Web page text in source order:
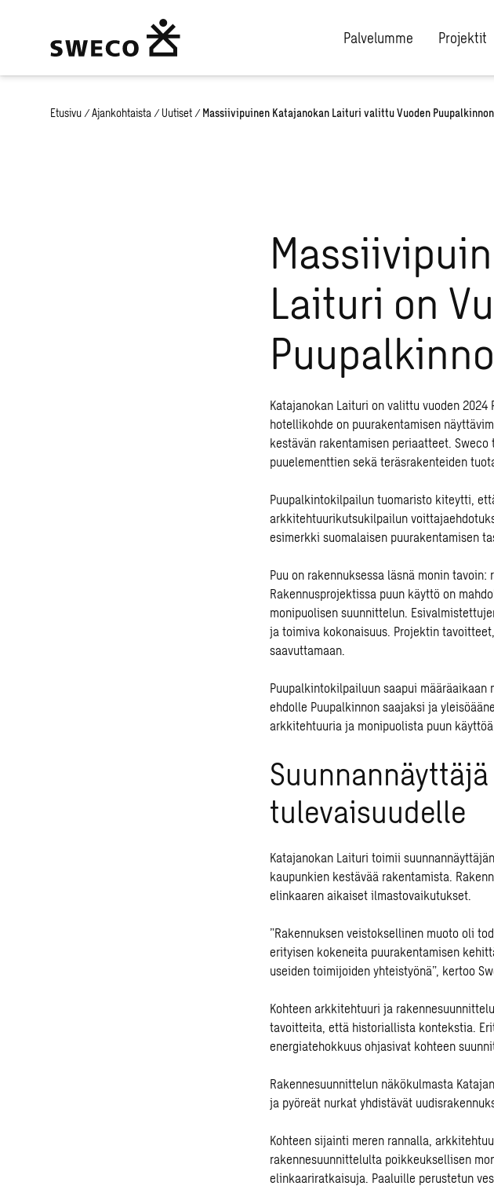
Palvelumme Projektit
Etusivu / Ajankohtaista / Uutiset / Massiivipuinen Katajanokan Laituri valittu Vuoden
Laituri on
Katajanokan Laituri on valittu vuoden
hotellikohde on puurakentamisen
kestävän rakentamisen periaatteet. Sweco
puuelementtien sekä teräsrakenteiden
Puupalkintokilpailun tuomaristo kiteytti,
arkkitehtuurikutsukilpailun
esimerkki suomalaisen puurakentamisen
Puu on rakennuksessa läsnä monin
Rakennusprojektissa puun käyttö on
monipuolisen suunnittelun.
ja toimiva kokonaisuus. Projektin
saavuttamaan.
Puupalkintokilpailuun saapui
ehdolle Puupalkinnon saajaksi ja
arkkitehtuuria ja monipuolista puun
tulevaisuudelle
Katajanokan Laituri toimii
kaupunkien kestävää rakentamista.
elinkaaren aikaiset ilmastovaikutukset.
”Rakennuksen veistoksellinen muoto oli
erityisen kokeneita puurakentamisen
useiden toimijoiden yhteistyönä”, kertoo
Kohteen arkkitehtuuri ja
tavoitteita, että historiallista kontekstia.
energiatehokkuus ohjasivat kohteen
Rakennesuunnittelun näkökulmasta
ja pyöreät nurkat yhdistävät
Kohteen sijainti meren rannalla,
rakennesuunnittelulta poikkeuksellisen
elinkaariratkaisuja. Paaluille perustetun